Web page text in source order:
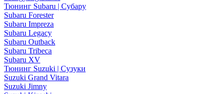
Тюнинг Subaru | Субару
Subaru Forester
Subaru Impreza
Subaru Legacy
Subaru Outback
Subaru Tribeca
Subaru XV
Тюнинг Suzuki | Сузуки
Suzuki Grand Vitara
Suzuki Jimny